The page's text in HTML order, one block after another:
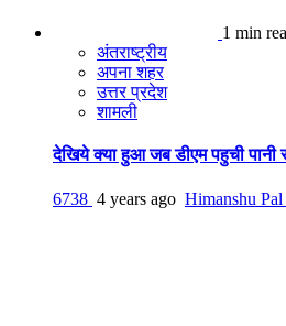
1 min
अंतराष्ट्रीय
अपना शहर
उत्तर प्रदेश
शामली
देखिये क्या हुआ जब डीएम पहुची पानी
6738 4 years ago Himanshu Pal